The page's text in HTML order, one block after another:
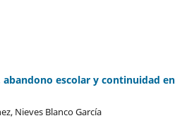
abandono escolar y continuidad en
Nieves Blanco García